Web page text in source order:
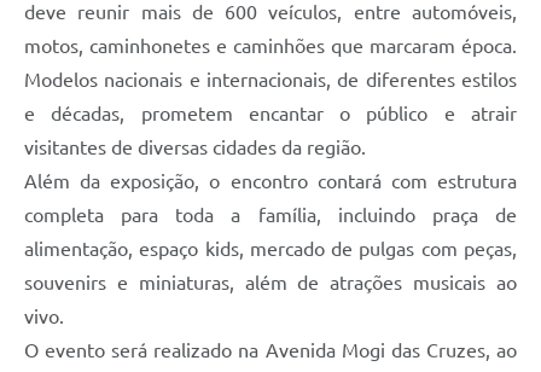
deve reunir mais de 600 veículos, entre automóveis,
motos, caminhonetes e caminhões que marcaram época.
Modelos nacionais e internacionais, de diferentes estilos
e décadas, prometem encantar o público e atrair
visitantes de diversas cidades da região.
Além da exposição, o encontro contará com estrutura
completa para toda a família, incluindo praça de
alimentação, espaço kids, mercado de pulgas com peças,
souvenirs e miniaturas, além de atrações musicais ao
vivo.
O evento será realizado na Avenida Mogi das Cruzes, ao